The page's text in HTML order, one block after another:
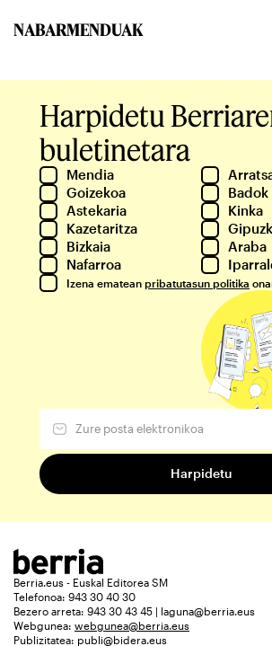
NABARMENDUAK
Harpidetu
buletinetara
Mendia
Goizekoa
Badok
Astekaria
Kinka
Kazetaritza
Bizkaia
Araba
Nafarroa
Izena ematean pribatutasun politika
Berria.eus - Euskal Editorea SM
Telefonoa: 943 30 40 30
Bezero arreta: 943 30 43 45 | laguna@berria.eus
Webgunea: webgunea@berria.eus
Publizitatea: publi@bidera.eus